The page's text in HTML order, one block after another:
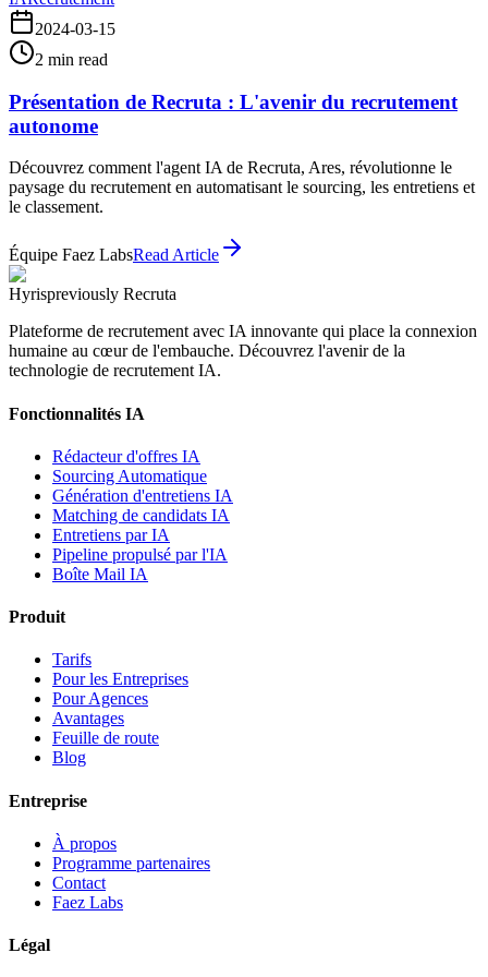
2024-03-15
2 min read
Présentation de Recruta : L'avenir du recrutement
autonome
Découvrez comment l'agent IA de Recruta, Ares, révolutionne le
paysage du recrutement en automatisant le sourcing, les entretiens et
le classement.
Équipe Faez LabsRead Article
Hyrispreviously Recruta
Plateforme de recrutement avec IA innovante qui place la connexion
humaine au cœur de l'embauche. Découvrez l'avenir de la
technologie de recrutement IA.
Fonctionnalités IA
Rédacteur d'offres IA
Sourcing Automatique
Génération d'entretiens IA
Matching de candidats IA
Entretiens par IA
Pipeline propulsé par l'IA
Boîte Mail IA
Produit
Tarifs
Pour les Entreprises
Pour Agences
Avantages
Feuille de route
Blog
Entreprise
À propos
Programme partenaires
Contact
Faez Labs
Légal